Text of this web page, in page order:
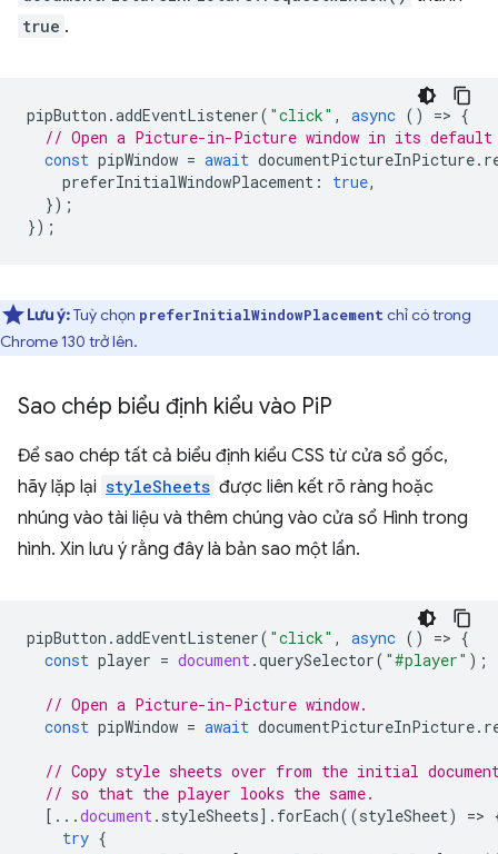
true .
pipButton .addEventListener( "click" , async () => {
// Open a Picture-in-Picture window in its
const pipWindow = await documentPictureInPicture.
preferInitialWindowPlacement : true,
});
});
Lưu ý:Tuỳ chọn preferInitialWindowPlacement chỉ có trong
Chrome 130 trở lên.
Sao chép biểu định kiểu vào PiP
Để sao chép tất cả biểu định kiểu CSS từ cửa sổ gốc,
hãy lặp lại styleSheets được liên kết rõ ràng hoặc
nhúng vào tài liệu và thêm chúng vào cửa sổ Hình trong
hình. Xin lưu ý rằng đây là bản sao một lần.
pipButton .addEventListener( "click" , async () => {
const player = document .querySelector( "#player" );
// Open a Picture-in-Picture window.
const pipWindow = await documentPictureInPicture.
// Copy style sheets over from the initial
// so that the player looks the same.
[...document . styleSheets]. forEach((styleSheet) =>
try {